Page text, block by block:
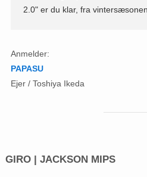
2.0" er du klar, fra
Anmelder:
PAPASU
Ejer / Toshiya Ikeda
GIRO | JACKSON MIPS